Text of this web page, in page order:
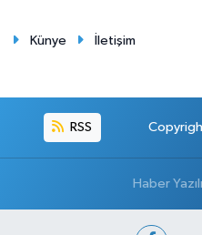
Künye İletişim
RSS
Haber